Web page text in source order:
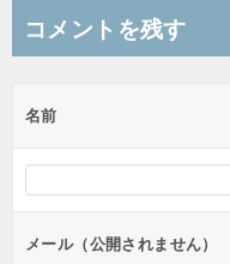
ビ
ー
シ
ョ
ン
コメントを残す
名前
メール（公開されません）